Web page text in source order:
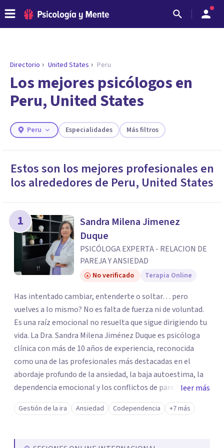
ENCONTRAR MI TERAPEUTA
¿Necesitas ayuda para encontrar el
Responde a unas breves preguntas y te ofreceremos
los profesionales que más se ajustan a tus
necesidades.
Responder cuestionario
Directorio United States Peru
Los mejores psicólogos en
Peru, United States
Peru Especialidades Más filtros
Estos son los mejores profesionales en
los alrededores de Peru, United States
1
Sandra Milena Jimenez
Duque
PSICÓLOGA EXPERTA - RELACION DE
PAREJA Y ANSIEDAD
No verificado Terapia Online
Has intentado cambiar, entenderte o soltar… pero
vuelves a lo mismo? No es falta de fuerza ni de voluntad.
Es una raíz emocional no resuelta que sigue dirigiendo tu
vida. La Dra. Sandra Milena Jiménez Duque es psicóloga
clínica con más de 10 años de experiencia, reconocida
como una de las profesionales más destacadas en el
abordaje profundo de la ansiedad, la baja autoestima, la
dependencia emocional y los conflictos de pareja. Ha
trabajado con pacientes en diferentes países,
acompañando procesos complejos. Su enfoque
trabaja el síntoma, trabaja la raíz que lo origina. Su
leer más
Gestión de la ira Ansiedad Codependencia +7 más